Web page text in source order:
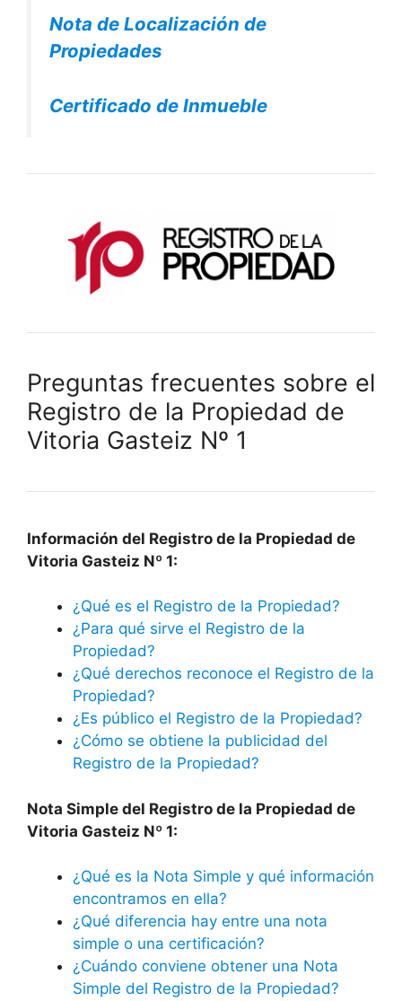
Nota de Localización de
Propiedades
Certificado de Inmueble
Preguntas frecuentes sobre el
Registro de la Propiedad de
Vitoria Gasteiz Nº 1
Información del Registro de la Propiedad de
Vitoria Gasteiz Nº 1:
¿Qué es el Registro de la Propiedad?
¿Para qué sirve el Registro de la
Propiedad?
¿Qué derechos reconoce el Registro de la
Propiedad?
¿Es público el Registro de la Propiedad?
¿Cómo se obtiene la publicidad del
Registro de la Propiedad?
Nota Simple del Registro de la Propiedad de
Vitoria Gasteiz Nº 1:
¿Qué es la Nota Simple y qué información
encontramos en ella?
¿Qué diferencia hay entre una nota
simple o una certificación?
¿Cuándo conviene obtener una Nota
Simple del Registro de la Propiedad?